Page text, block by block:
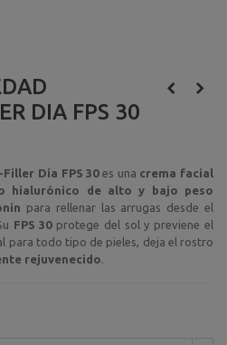
DIA FPS 30
Día FPS 30es una crema facial
hialurónico de alto y bajo peso
para rellenar las arrugas desde el
FPS 30protege del sol y previene el
para todo tipo de pieles, deja el rostro
rejuvenecido